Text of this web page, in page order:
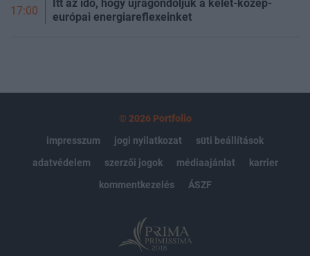
17:00
Itt az idő, hogy újragondoljuk a kelet-közép-
európai energiareflexeinket
© 2026 Portfolio
impresszum
jogi nyilatkozat
süti beállítások
adatvédelem
szerzői jogok médiaajánlat
karrier
kommentkezelés
ÁSZF